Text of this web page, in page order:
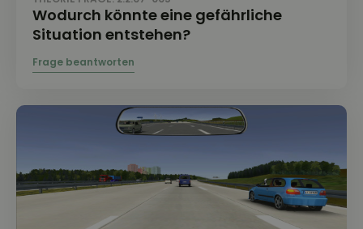
Wodurch könnte eine gefährliche
Situation entstehen?